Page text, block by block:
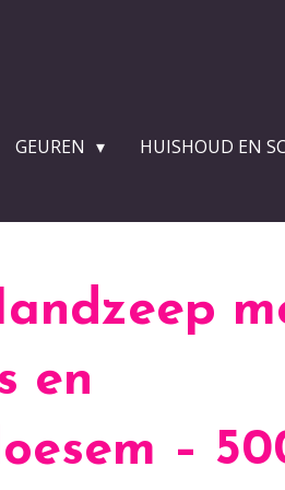
GEUREN
HUISHOUD EN
en
–